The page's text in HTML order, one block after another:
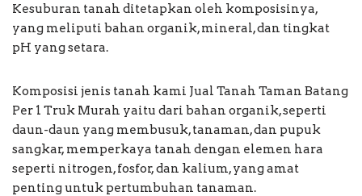
Kesuburan tanah ditetapkan oleh komposisinya,
yang meliputi bahan organik, mineral, dan tingkat
pH yang setara.
Komposisi jenis tanah kami Jual Tanah Taman Batang
Per 1 Truk Murah yaitu dari bahan organik, seperti
daun-daun yang membusuk, tanaman, dan pupuk
sangkar, memperkaya tanah dengan elemen hara
seperti nitrogen, fosfor, dan kalium, yang amat
penting untuk pertumbuhan tanaman.